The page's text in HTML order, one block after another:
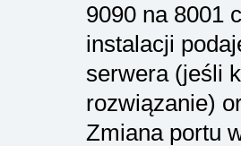
9090 na 8001
instalacji
serwera (jeśli
rozwiązanie)
Zmiana portu